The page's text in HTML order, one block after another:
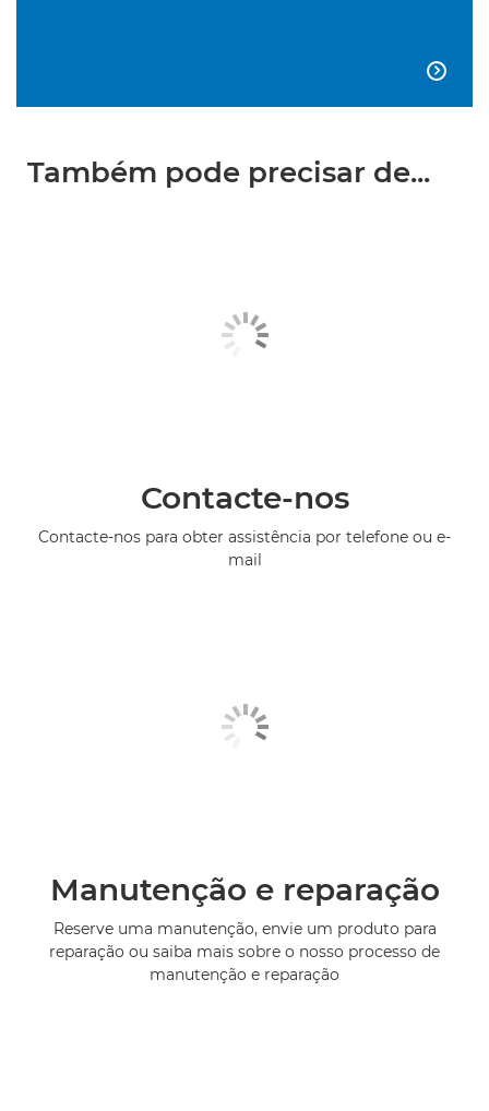

Também pode precisar de...
Contacte-nos
Contacte-nos para obter assistência por telefone ou e-
mail
Manutenção e reparação
Reserve uma manutenção, envie um produto para
reparação ou saiba mais sobre o nosso processo de
manutenção e reparação